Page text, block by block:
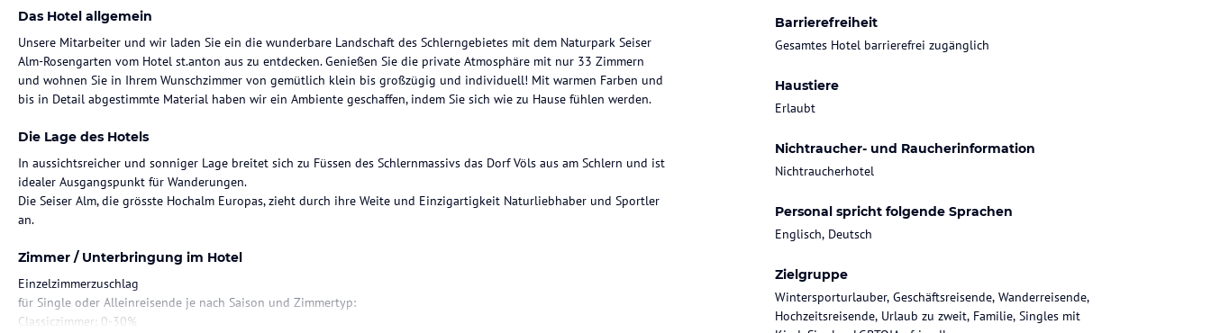
Barrierefreiheit
Gesamtes Hotel barrierefrei zugänglich
Haustiere
Erlaubt
Nichtraucher- und Raucherinformation
Nichtraucherhotel
Personal spricht folgende Sprachen
Englisch, Deutsch
Zielgruppe
Wintersporturlauber, Geschäftsreisende, Wanderreisende,
Hochzeitsreisende, Urlaub zu zweit, Familie, Singles mit
Das Hotel allgemein
Unsere Mitarbeiter und wir laden Sie ein die wunderbare Landschaft des Schlerngebietes mit dem Naturpark Seiser
Alm-Rosengarten vom Hotel st.anton aus zu entdecken. Genießen Sie die private Atmosphäre mit nur 33 Zimmern
und wohnen Sie in Ihrem Wunschzimmer von gemütlich klein bis großzügig und individuell! Mit warmen Farben und
bis in Detail abgestimmte Material haben wir ein Ambiente geschaffen, indem Sie sich wie zu Hause fühlen werden.
Die Lage des Hotels
In aussichtsreicher und sonniger Lage breitet sich zu Füssen des Schlernmassivs das Dorf Völs aus am Schlern und ist
idealer Ausgangspunkt für Wanderungen.
Die Seiser Alm, die grösste Hochalm Europas, zieht durch ihre Weite und Einzigartigkeit Naturliebhaber und Sportler
an.
Zimmer / Unterbringung im Hotel
Einzelzimmerzuschlag
für Single oder Alleinreisende je nach Saison und Zimmertyp:
Classiczimmer: 0-30%